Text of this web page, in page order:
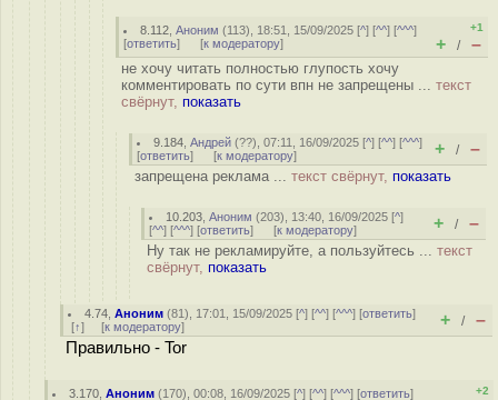
8.112 ,Аноним (113), 18:51, 15/09/2025 [^] [^^] [^^^]
[ответить] [к модератору]
+1
+ / –
не хочу читать полностью глупость хочу
комментировать по сути впн не запрещены ... текст
свёрнут, показать
9.184 ,Андрей (??), 07:11, 16/09/2025 [^] [^^] [^^^]
[ответить] [к модератору] + / –
запрещена реклама ... текст свёрнут, показать
10.203 ,Аноним (203), 13:40, 16/09/2025 [^]
[^^] [^^^] [ответить] [к модератору] + / –
Ну так не рекламируйте, а пользуйтесь ... текст
свёрнут, показать
4.74 ,Аноним (81), 17:01, 15/09/2025 [^] [^^] [^^^] [ответить]
[↑] [к модератору] + / –
Правильно - Tor
3.170 ,Аноним (170), 00:08, 16/09/2025 [^] [^^] [^^^] [ответить] +2